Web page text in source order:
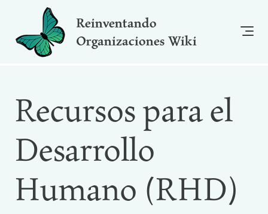
Reinventando
Organizaciones Wiki
Recursos para el
Desarrollo
Humano (RHD)